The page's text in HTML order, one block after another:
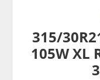
315/
105W XL